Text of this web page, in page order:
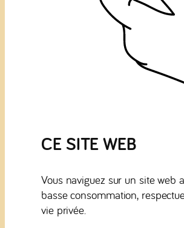
CE SITE WEB
Vous naviguez sur un site web
basse consommation,
vie privée.